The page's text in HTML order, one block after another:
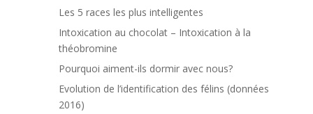
Les 5 races les plus intelligentes
Intoxication au chocolat – Intoxication à la
théobromine
Pourquoi aiment-ils dormir avec nous?
Evolution de l’identification des félins (données
2016)